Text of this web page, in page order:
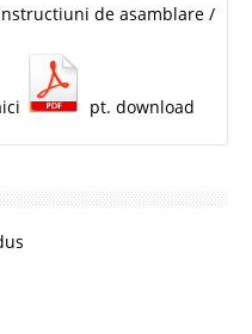
de asamblare /
pt. download